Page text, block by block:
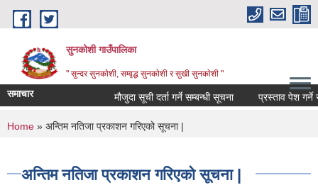
Skip to main content
सुनकोशी गाउँपालिका
" सुन्दर सुनकाेशी, सम्वृद्ध सुनकाेशी र सुखी सुनकाेशी "
समाचार मौजुदा सूची दर्ता गर्ने सम्बन्धी सूचना प्रस्ताव पेश गर्ने
You are here
Home » अन्तिम नतिजा प्रकाशन गरिएको सूचना |
अन्तिम नतिजा प्रकाशन गरिएको सूचना |